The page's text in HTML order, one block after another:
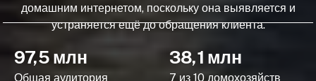
домашним интернетом, поскольку она выявляется и
устраняется ещё до обращения клиента.
97,5 млн
Общая аудитория
38,1 млн
7 из 10 домохозяйств